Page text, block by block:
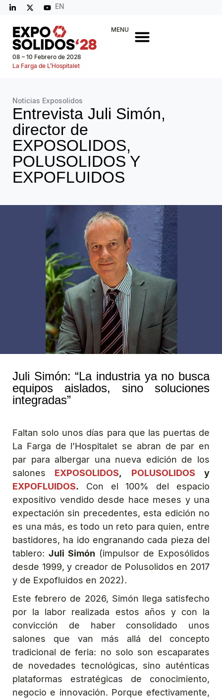
EN
08 – 10 Febrero de 2028
La Farga de L’Hospitalet
MENU
Noticias Exposolidos
Entrevista Juli Simón,
director de
EXPOSOLIDOS,
POLUSOLIDOS Y
EXPOFLUIDOS
Juli Simón: “La industria ya no busca
equipos aislados, sino soluciones
integradas”
Faltan solo unos días para que las puertas de
La Farga de l’Hospitalet se abran de par en
par para albergar una nueva edición de los
salones EXPOSOLIDOS, POLUSOLIDOS
y
EXPOFLUIDOS. Con el 100% del espacio
expositivo vendido desde hace meses y una
expectación sin precedentes, esta edición no
es una más, es todo un reto para quien, entre
bastidores, ha ido engranando cada pieza del
tablero: Juli Simón (impulsor de Exposólidos
desde 1999, y creador de Polusolidos en 2017
y de Expofluidos en 2022).
Este febrero de 2026, Simón llega satisfecho
por la labor realizada estos años y con la
convicción de haber consolidado unos
salones que van más allá del concepto
tradicional de feria: no solo son escaparates
de novedades tecnológicas, sino auténticas
plataformas estratégicas de conocimiento,
negocio e innovación. Porque efectivamente,